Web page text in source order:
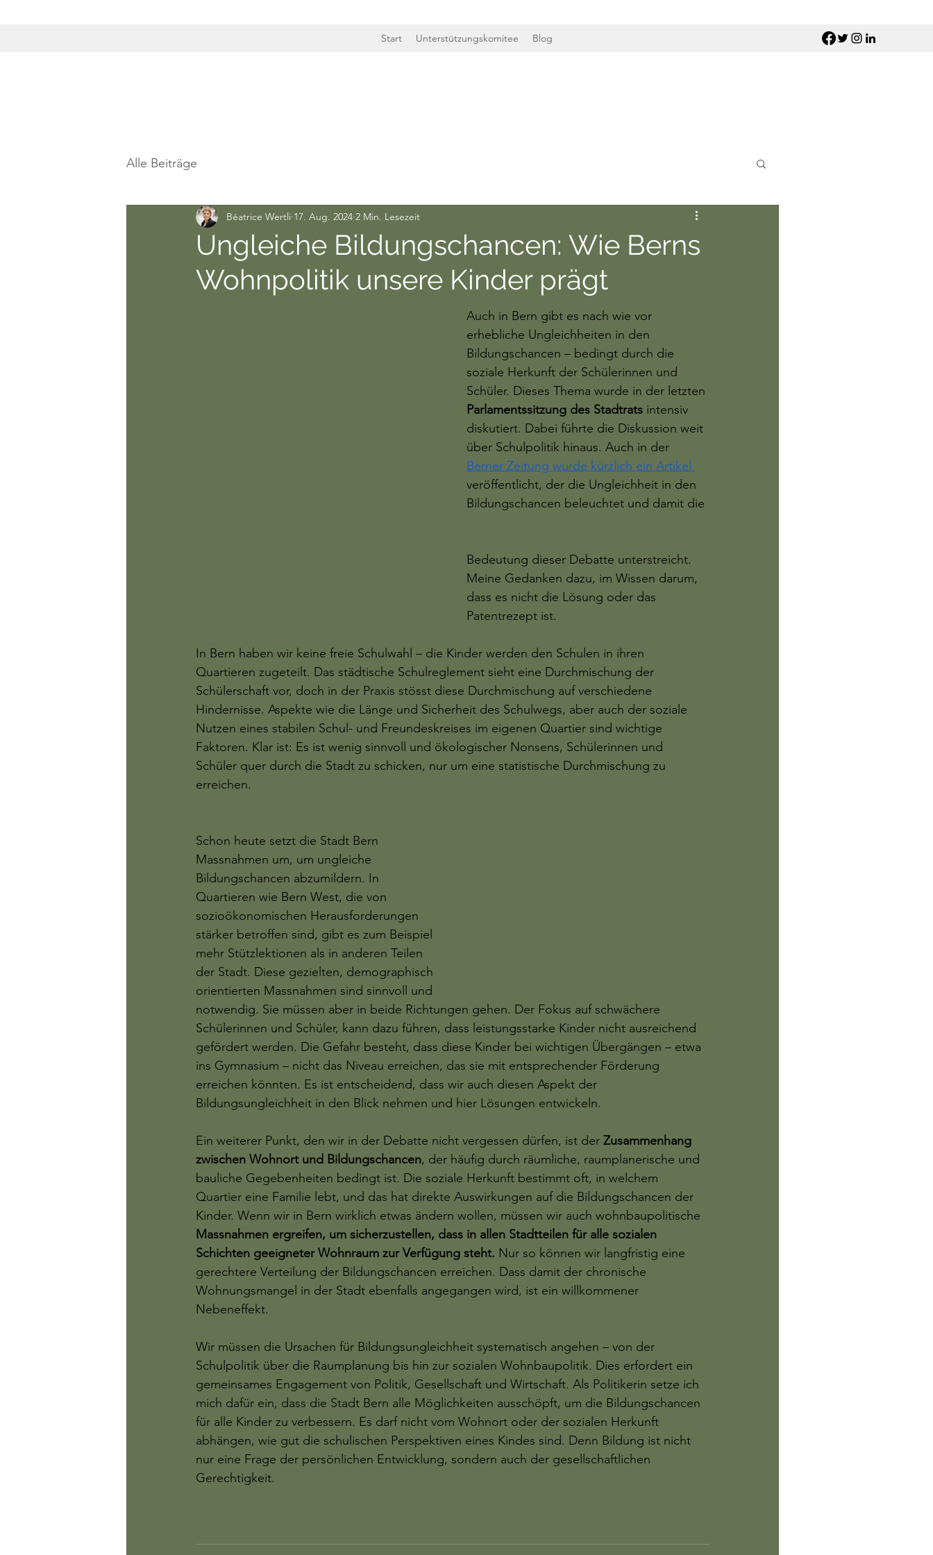
Start Unterstützungskomitee Blog
Alle Beiträge
Ungleiche Bildungschancen: Wie Berns
Wohnpolitik unsere Kinder prägt
Béatrice Wertli 17. Aug. 2024 2 Min. Lesezeit
Auch in Bern gibt es nach wie vor
erhebliche Ungleichheiten in den
Bildungschancen – bedingt durch die
soziale Herkunft der Schülerinnen und
Schüler. Dieses Thema wurde in der letzten
Parlamentssitzung des Stadtrats intensiv
diskutiert. Dabei führte die Diskussion weit
über Schulpolitik hinaus. Auch in der
Berner Zeitung wurde kürzlich ein Artikel
veröffentlicht, der die Ungleichheit in den
Bildungschancen beleuchtet und damit die
Bedeutung dieser Debatte unterstreicht.
Meine Gedanken dazu, im Wissen darum,
dass es nicht die Lösung oder das
Patentrezept ist.
In Bern haben wir keine freie Schulwahl – die Kinder werden den Schulen in ihren
Quartieren zugeteilt. Das städtische Schulreglement sieht eine Durchmischung der
Schülerschaft vor, doch in der Praxis stösst diese Durchmischung auf verschiedene
Hindernisse. Aspekte wie die Länge und Sicherheit des Schulwegs, aber auch der soziale
Nutzen eines stabilen Schul- und Freundeskreises im eigenen Quartier sind wichtige
Faktoren. Klar ist: Es ist wenig sinnvoll und ökologischer Nonsens, Schülerinnen und
Schüler quer durch die Stadt zu schicken, nur um eine statistische Durchmischung zu
erreichen.
Schon heute setzt die Stadt Bern
Massnahmen um, um ungleiche
Bildungschancen abzumildern. In
Quartieren wie Bern West, die von
sozioökonomischen Herausforderungen
stärker betroffen sind, gibt es zum Beispiel
mehr Stützlektionen als in anderen Teilen
der Stadt. Diese gezielten, demographisch
orientierten Massnahmen sind sinnvoll und
notwendig. Sie müssen aber in beide Richtungen gehen. Der Fokus auf schwächere
Schülerinnen und Schüler, kann dazu führen, dass leistungsstarke Kinder nicht ausreichend
gefördert werden. Die Gefahr besteht, dass diese Kinder bei wichtigen Übergängen – etwa
ins Gymnasium – nicht das Niveau erreichen, das sie mit entsprechender Förderung
erreichen könnten. Es ist entscheidend, dass wir auch diesen Aspekt der
Bildungsungleichheit in den Blick nehmen und hier Lösungen entwickeln.
Ein weiterer Punkt, den wir in der Debatte nicht vergessen dürfen, ist der Zusammenhang
zwischen Wohnort und Bildungschancen, der häufig durch räumliche, raumplanerische und
bauliche Gegebenheiten bedingt ist. Die soziale Herkunft bestimmt oft, in welchem
Quartier eine Familie lebt, und das hat direkte Auswirkungen auf die Bildungschancen der
Kinder. Wenn wir in Bern wirklich etwas ändern wollen, müssen wir auch wohnbaupolitische
Massnahmen ergreifen, um sicherzustellen, dass in allen Stadtteilen für alle sozialen
Schichten geeigneter Wohnraum zur Verfügung steht. Nur so können wir langfristig eine
gerechtere Verteilung der Bildungschancen erreichen. Dass damit der chronische
Wohnungsmangel in der Stadt ebenfalls angegangen wird, ist ein willkommener
Nebeneffekt.
Wir müssen die Ursachen für Bildungsungleichheit systematisch angehen – von der
Schulpolitik über die Raumplanung bis hin zur sozialen Wohnbaupolitik. Dies erfordert ein
gemeinsames Engagement von Politik, Gesellschaft und Wirtschaft. Als Politikerin setze ich
mich dafür ein, dass die Stadt Bern alle Möglichkeiten ausschöpft, um die Bildungschancen
für alle Kinder zu verbessern. Es darf nicht vom Wohnort oder der sozialen Herkunft
abhängen, wie gut die schulischen Perspektiven eines Kindes sind. Denn Bildung ist nicht
nur eine Frage der persönlichen Entwicklung, sondern auch der gesellschaftlichen
Gerechtigkeit.